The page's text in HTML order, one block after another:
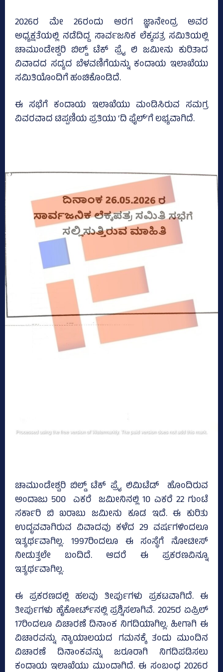
2026ರ ಮೇ 26ರಂದು ಆರಗ ಜ್ಞಾನೇಂದ್ರ ಅವರ
ಅಧ್ಯಕ್ಷತೆಯಲ್ಲಿ ನಡೆದಿದ್ದ ಸಾರ್ವಜನಿಕ ಲೆಕ್ಕಪತ್ರ ಸಮಿತಿಯಲ್ಲಿ
ಚಾಮುಂಡೇಶ್ವರಿ ಬಿಲ್ಡ್‌ ಟೆಕ್ ಪ್ರೈ ಲಿ ಜಮೀನು ಕುರಿತಾದ
ವಿವಾದದ ಸದ್ಯದ ಬೆಳವಣಿಗೆಯನ್ನು ಕಂದಾಯ ಇಲಾಖೆಯು
ಸಮಿತಿಯೊಂದಿಗೆ ಹಂಚಿಕೊಂಡಿದೆ.
ಈ ಸಭೆಗೆ ಕಂದಾಯ ಇಲಾಖೆಯು ಮಂಡಿಸಿರುವ ಸಮಗ್ರ
ವಿವರವಾದ ಟಿಪ್ಪಣಿಯ ಪ್ರತಿಯು ‘ದಿ ಫೈಲ್‌’ಗೆ ಲಭ್ಯವಾಗಿದೆ.
ಚಾಮುಂಡೇಶ್ವರಿ ಬಿಲ್ಡ್‌ ಟೆಕ್‌ ಪ್ರೈ ಲಿಮಿಟೆಡ್‌ ಹೊಂದಿರುವ
ಅಂದಾಜು 500 ಎಕರೆ ಜಮೀನಿನಲ್ಲಿ 10 ಎಕರೆ 22 ಗುಂಟೆ
ಸರ್ಕಾರಿ ಬಿ ಖರಾಬು ಜಮೀನು ಕೂಡ ಇದೆ. ಈ ಕುರಿತು
ಉದ್ಭವವಾಗಿರುವ ವಿವಾದವು ಕಳೆದ 29 ವರ್ಷಗಳಿಂದಲೂ
ಇತ್ಯರ್ಥವಾಗಿಲ್ಲ. 1997ರಿಂದಲೂ ಈ ಸಂಸ್ಥೆಗೆ ನೋಟೀಸ್‌
ನೀಡುತ್ತಲೇ ಬಂದಿದೆ. ಆದರೆ ಈ ಪ್ರಕರಣವಿನ್ನೂ
ಇತ್ಯರ್ಥವಾಗಿಲ್ಲ.
ಈ ಪ್ರಕರಣದಲ್ಲಿ ಹಲವು ತೀರ್ಪುಗಳು ಪ್ರಕಟವಾಗಿದೆ. ಈ
ತೀರ್ಪುಗಳು ಹೈಕೋರ್ಟ್‌ನಲ್ಲಿ ಪ್ರಶ್ನಿಸಲಾಗಿವೆ. 2025ರ ಏಪ್ರಿಲ್‌
17ರಿಂದಲೂ ವಿಚಾರಣೆ ದಿನಾಂಕ ನಿಗದಿಯಾಗಿಲ್ಲ. ಹೀಗಾಗಿ ಈ
ವಿಚಾರವನ್ನು ನ್ಯಾಯಾಲಯದ ಗಮನಕ್ಕೆ ತಂದು ಮುಂದಿನ
ವಿಚಾರಣೆ ದಿನಾಂಕವನ್ನು ಜರೂರಾಗಿ ನಿಗದಿಪಡಿಸಲು
ಕಂದಾಯ ಇಲಾಖೆಯು ಮುಂದಾಗಿದೆ. ಈ ಸಂಬಂಧ 2026ರ